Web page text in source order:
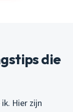
die
Hier zijn